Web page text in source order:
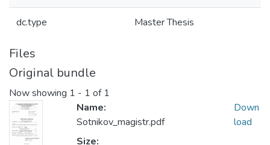
dc.type Master Thesis
Files
Original bundle
Now showing 1 - 1 of 1
Name:
Sotnikov_magistr.pdf
Size:
Down
load